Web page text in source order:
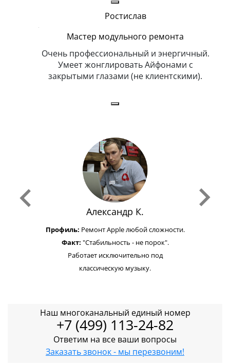
Ростислав
Мастер модульного ремонта
Очень профессиональный и энергичный.
Умеет жонглировать Айфонами с
закрытыми глазами (не клиентскими).
Александр К.
Профиль: Ремонт Apple любой сложности.
Факт: "Стабильность - не порок".
Работает исключительно под
классическую музыку.
Наш многоканальный единый номер
+7 (499) 113-24-82
Ответим на все ваши вопросы
Заказать звонок - мы перезвоним!